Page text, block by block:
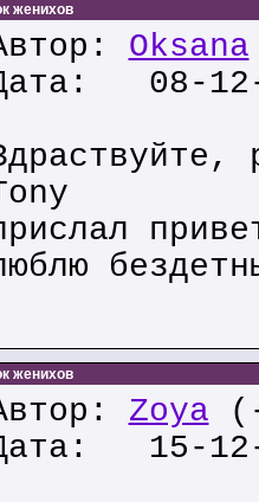
женихов
Oksana
08-
женихов
Zoya
15-